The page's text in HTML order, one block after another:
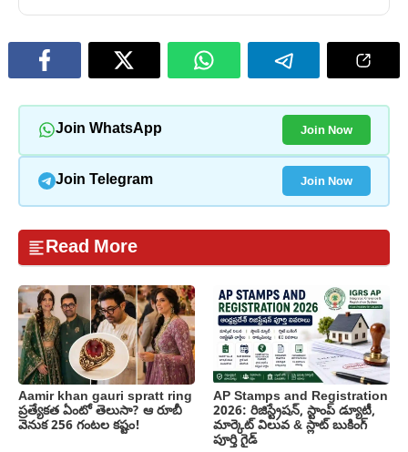
Join WhatsApp Join Now
Join Telegram Join Now
Read More
Aamir khan gauri spratt ring
ప్రత్యేకత ఏంటో తెలుసా? ఆ రూబీ
వెనుక 256 గంటల కష్టం!
AP Stamps and Registration
2026: రిజిస్ట్రేషన్, స్టాంప్ డ్యూటీ,
మార్కెట్ విలువ & స్లాట్ బుకింగ్
పూర్తి గైడ్